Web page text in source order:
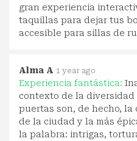
gran experiencia
taquillas para dejar tus
accesible para sillas de
Alma A 1 year ago
Experiencia fantástica:
contexto de la
puertas son, de hecho, la
de la ciudad y la más
la palabra: intrigas,